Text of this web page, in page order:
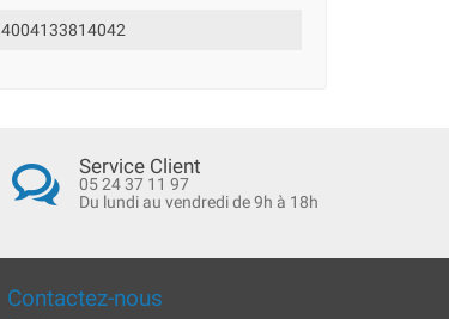
4004133814042
Service Client
05 24 37 11 97
Du lundi au vendredi de 9h à 18h
Contactez-nous